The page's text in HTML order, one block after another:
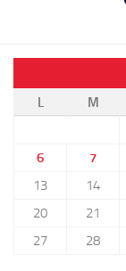
L
M
6
7
13
14
20
21
27
28